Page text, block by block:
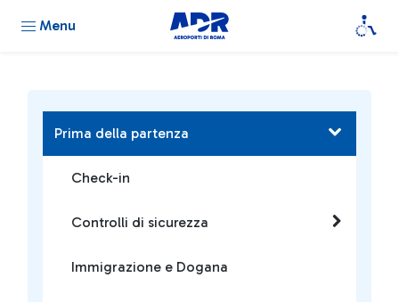
Menu
Prima della partenza
Check-in
Controlli di sicurezza
Immigrazione e Dogana